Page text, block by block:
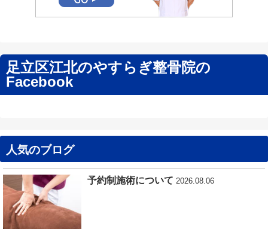
足立区江北のやすらぎ整骨院の
Facebook
人気のブログ
予約制施術について 2026.08.06